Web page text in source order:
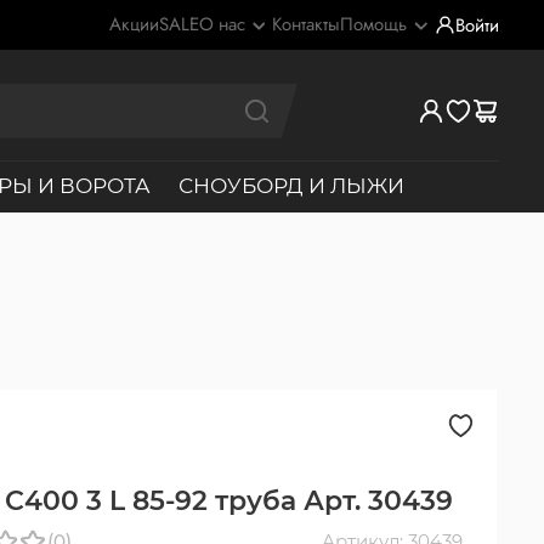
АкцииSALEО нас КонтактыПомощь Войти
И ВОРОТА СНОУБОРД И ЛЫЖИ
3 L 85-92 труба Арт. 30439